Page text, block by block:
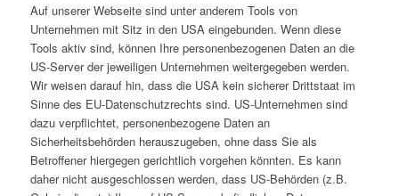
Auf unserer Webseite sind unter anderem Tools von
Unternehmen mit Sitz in den USA eingebunden. Wenn diese
Tools aktiv sind, können Ihre personenbezogenen Daten an die
US-Server der jeweiligen Unternehmen weitergegeben werden.
Wir weisen darauf hin, dass die USA kein sicherer Drittstaat im
Sinne des EU-Datenschutzrechts sind. US-Unternehmen sind
dazu verpflichtet, personenbezogene Daten an
Sicherheitsbehörden herauszugeben, ohne dass Sie als
Betroffener hiergegen gerichtlich vorgehen könnten. Es kann
daher nicht ausgeschlossen werden, dass US-Behörden (z.B.